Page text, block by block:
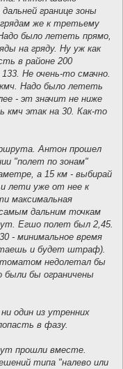
границе зоны
грядам же к третьему
было лететь прямо,
на гряду. Ну уж как
в районе 200
Не очень-то смачно.
Надо было лететь
- эт значит не ниже
кмч этак на 30. Как-то
Антон прошел
"полет по зонам"
а 15 км - выбирай
лети уже от нее к
максимальная
дальним точкам
Егшо полет был 2,45.
- минимальное время
и будет штраф).
недолетал бы
были бы ограничены
один из утренних
в фазу.
прошли вместе.
типа "налево или